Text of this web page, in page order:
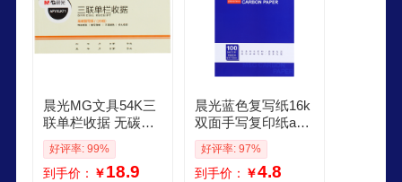
晨光MG文具54K三
联单栏收据 无碳复
写收款收据单 财务
手写单17587mm 办
公用品 10本装APY
好评率: 99%
到手价： ￥18.9
晨光蓝色复写纸16k
双面手写复印纸a4
财务填写单据专用
大张印纸红色32k开
透蓝纸薄型复刻纸1
好评率: 97%
到手价： ￥4.8